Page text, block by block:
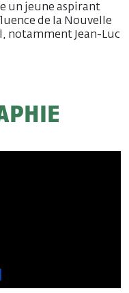
un jeune aspirant
de la Nouvelle
notamment Jean-Luc